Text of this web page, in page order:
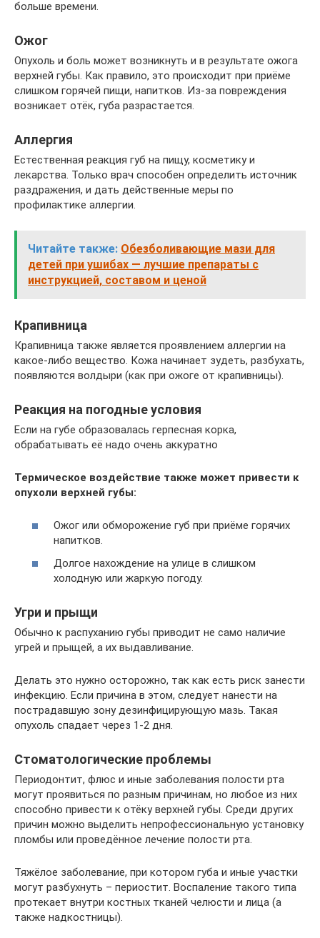
больше времени.
Ожог
Опухоль и боль может возникнуть и в результате ожога
верхней губы. Как правило, это происходит при приёме
слишком горячей пищи, напитков. Из-за повреждения
возникает отёк, губа разрастается.
Аллергия
Естественная реакция губ на пищу, косметику и
лекарства. Только врач способен определить источник
раздражения, и дать действенные меры по
профилактике аллергии.
Читайте также: Обезболивающие мази для
детей при ушибах — лучшие препараты с
инструкцией, составом и ценой
Крапивница
Крапивница также является проявлением аллергии на
какое-либо вещество. Кожа начинает зудеть, разбухать,
появляются волдыри (как при ожоге от крапивницы).
Реакция на погодные условия
Если на губе образовалась герпесная корка,
обрабатывать её надо очень аккуратно
Термическое воздействие также может привести к
опухоли верхней губы:
Ожог или обморожение губ при приёме горячих
напитков.
Долгое нахождение на улице в слишком
холодную или жаркую погоду.
Угри и прыщи
Обычно к распуханию губы приводит не само наличие
угрей и прыщей, а их выдавливание.
Делать это нужно осторожно, так как есть риск занести
инфекцию. Если причина в этом, следует нанести на
пострадавшую зону дезинфицирующую мазь. Такая
опухоль спадает через 1-2 дня.
Стоматологические проблемы
Периодонтит, флюс и иные заболевания полости рта
могут проявиться по разным причинам, но любое из них
способно привести к отёку верхней губы. Среди других
причин можно выделить непрофессиональную установку
пломбы или проведённое лечение полости рта.
Тяжёлое заболевание, при котором губа и иные участки
могут разбухнуть – периостит. Воспаление такого типа
протекает внутри костных тканей челюсти и лица (а
также надкостницы).